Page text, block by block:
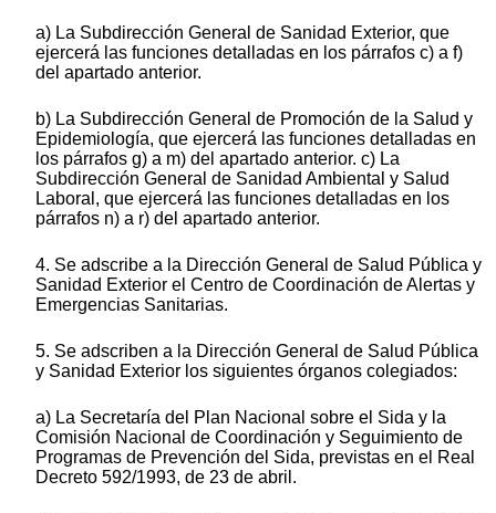
a) La Subdirección General de Sanidad Exterior, que
ejercerá las funciones detalladas en los párrafos c) a f)
del apartado anterior.
b) La Subdirección General de Promoción de la Salud y
Epidemiología, que ejercerá las funciones detalladas en
los párrafos g) a m) del apartado anterior. c) La
Subdirección General de Sanidad Ambiental y Salud
Laboral, que ejercerá las funciones detalladas en los
párrafos n) a r) del apartado anterior.
4. Se adscribe a la Dirección General de Salud Pública y
Sanidad Exterior el Centro de Coordinación de Alertas y
Emergencias Sanitarias.
5. Se adscriben a la Dirección General de Salud Pública
y Sanidad Exterior los siguientes órganos colegiados:
a) La Secretaría del Plan Nacional sobre el Sida y la
Comisión Nacional de Coordinación y Seguimiento de
Programas de Prevención del Sida, previstas en el Real
Decreto 592/1993, de 23 de abril.